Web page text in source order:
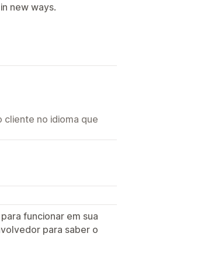
new ways.
no idioma que
funcionar em sua
para saber o